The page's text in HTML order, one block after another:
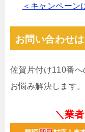
＜キャンペーン
お問い合わせ
佐賀片付け110番
お悩み解決します
＼業